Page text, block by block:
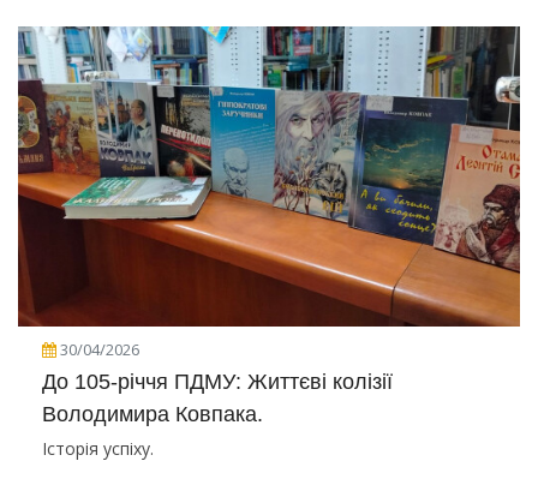
30/04/2026
До 105-річчя ПДМУ: Життєві колізії
Володимира Ковпака.
Історія успіху.